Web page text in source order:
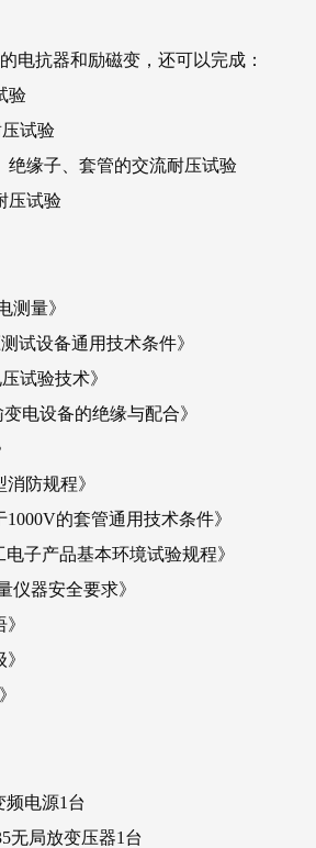
电抗器和励磁变，还可以完成：
验
试验
绝缘子、套管的交流耐压试验
压试验
测量》
试设备通用技术条件》
试验技术》
电设备的绝缘与配合》
防规程》
的套管通用技术条件》
电子产品基本环境试验规程》
仪器安全要求》
频电源1台
无局放变压器1台